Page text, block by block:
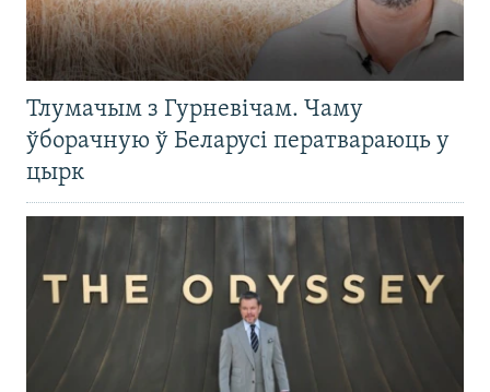
Тлумачым з Гурневічам. Чаму
ўборачную ў Беларусі ператвараюць у
цырк